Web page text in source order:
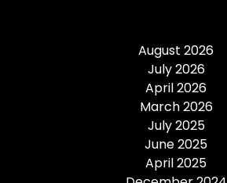
August 2026
July 2026
April 2026
March 2026
July 2025
June 2025
April 2025